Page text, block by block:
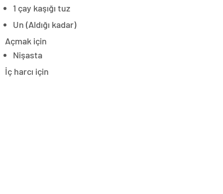
1 çay kaşığı tuz
Un (Aldığı kadar)
Açmak için
Nişasta
İç harcı için